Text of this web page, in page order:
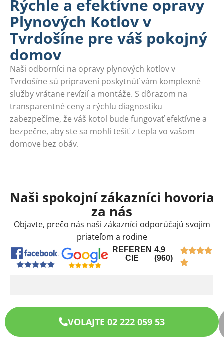
Rýchle a efektívne opravy
Plynových Kotlov v
Tvrdošíne pre váš pokojný
domov
Naši odborníci na opravy plynových kotlov v
Tvrdošíne sú pripravení poskytnúť vám komplexné
služby vrátane revízií a montáže. S dôrazom na
transparentné ceny a rýchlu diagnostiku
zabezpečíme, že váš kotol bude fungovať efektívne a
bezpečne, aby ste sa mohli tešiť z tepla vo vašom
domove bez obáv.
Naši spokojní zákazníci hovoria
za nás
Objavte, prečo nás naši zákazníci odporúčajú svojim
priateľom a rodine
REFEREN
CIE
4,9
(960)
VOLAJTE 02 222 059 53